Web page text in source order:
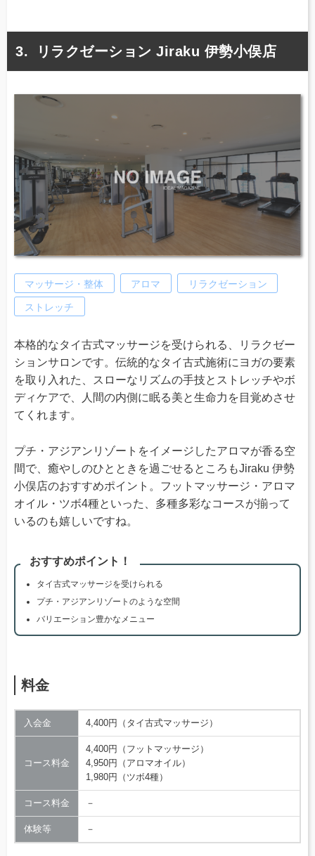
リラクゼーション Jiraku 伊勢小俣店
マッサージ・整体 アロマ リラクゼーション
ストレッチ
本格的なタイ古式マッサージを受けられる、リラクゼー
ションサロンです。伝統的なタイ古式施術にヨガの要素
を取り入れた、スローなリズムの手技とストレッチやボ
ディケアで、人間の内側に眠る美と生命力を目覚めさせ
てくれます。
プチ・アジアンリゾートをイメージしたアロマが香る空
間で、癒やしのひとときを過ごせるところもJiraku 伊勢
小俣店のおすすめポイント。フットマッサージ・アロマ
オイル・ツボ4種といった、多種多彩なコースが揃って
いるのも嬉しいですね。
おすすめポイント！
タイ古式マッサージを受けられる
プチ・アジアンリゾートのような空間
バリエーション豊かなメニュー
料金
入会金 4,400円（タイ古式マッサージ）
コース料金
4,400円（フットマッサージ）
4,950円（アロマオイル）
1,980円（ツボ4種）
コース料金 －
体験等 －